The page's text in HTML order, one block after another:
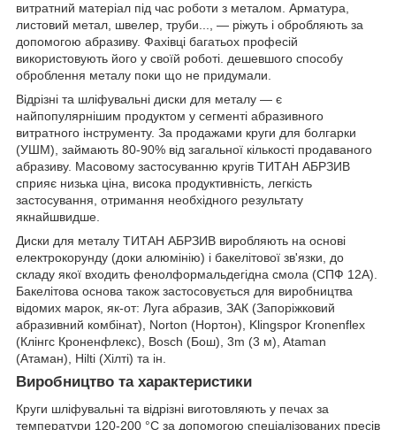
витратний матеріал під час роботи з металом. Арматура,
листовий метал, швелер, труби..., — ріжуть і обробляють за
допомогою абразиву. Фахівці багатьох професій
використовують його у своїй роботі. дешевшого способу
оброблення металу поки що не придумали.
Відрізні та шліфувальні диски для металу — є
найпопулярнішим продуктом у сегменті абразивного
витратного інструменту. За продажами круги для болгарки
(УШМ), займають 80-90% від загальної кількості продаваного
абразиву. Масовому застосуванню кругів ТИТАН АБРЗИВ
сприяє низька ціна, висока продуктивність, легкість
застосування, отримання необхідного результату
якнайшвидше.
Диски для металу ТИТАН АБРЗИВ виробляють на основі
електрокорунду (доки алюмінію) і бакелітової зв'язки, до
складу якої входить фенолформальдегідна смола (СПФ 12А).
Бакелітова основа також застосовується для виробництва
відомих марок, як-от: Луга абразив, ЗАК (Запоріжковий
абразивний комбінат), Norton (Нортон), Klingspor Kronenflex
(Клінгс Кроненфлекс), Bosch (Бош), 3m (3 м), Ataman
(Атаман), Hilti (Хілті) та ін.
Виробництво та характеристики
Круги шліфувальні та відрізні виготовляють у печах за
температури 120-200 °C за допомогою спеціалізованих пресів